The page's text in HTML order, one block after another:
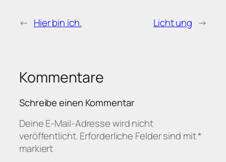
← Hier bin ich. Licht ung →
Kommentare
Schreibe einen Kommentar
Deine E-Mail-Adresse wird nicht
veröffentlicht.Erforderliche Felder sind mit*
markiert